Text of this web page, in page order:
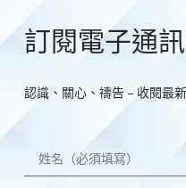
訂閱電子通訊
認識、關心、禱告 – 收閱最